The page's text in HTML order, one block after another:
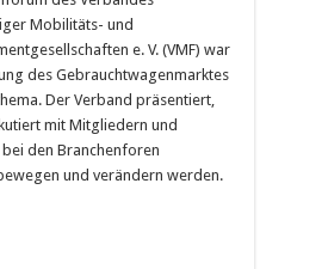
Mobilitäts- und
e. V. (VMF) war
des Gebrauchtwagenmarktes
Der Verband präsentiert,
mit Mitgliedern und
den Branchenforen
und verändern werden.